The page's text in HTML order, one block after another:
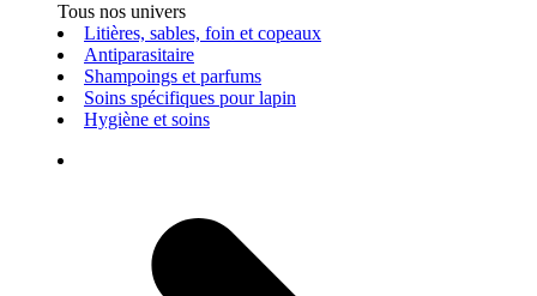
Tous nos univers
Litières, sables, foin et copeaux
Antiparasitaire
Shampoings et parfums
Soins spécifiques pour lapin
Hygiène et soins